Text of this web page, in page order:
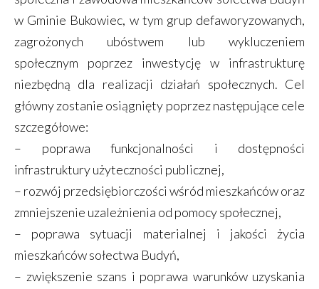
w Gminie Bukowiec, w tym grup defaworyzowanych,
zagrożonych ubóstwem lub wykluczeniem
społecznym poprzez inwestycję w infrastrukturę
niezbędną dla realizacji działań społecznych. Cel
główny zostanie osiągnięty poprzez następujące cele
szczegółowe:
– poprawa funkcjonalności i dostępności
infrastruktury użyteczności publicznej,
– rozwój przedsiębiorczości wśród mieszkańców oraz
zmniejszenie uzależnienia od pomocy społecznej,
– poprawa sytuacji materialnej i jakości życia
mieszkańców sołectwa Budyń,
– zwiększenie szans i poprawa warunków uzyskania